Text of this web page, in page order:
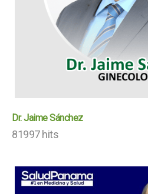
Dr. Jaime Sánchez
81997 hits